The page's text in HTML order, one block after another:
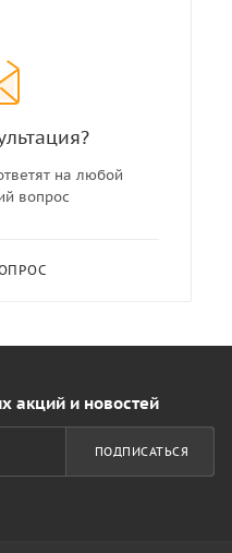
на любой
вопрос
акций и новостей
ПОДПИСАТЬСЯ